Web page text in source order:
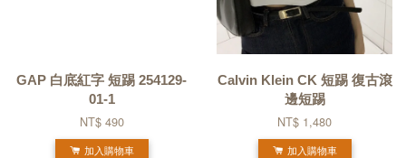
GAP 白底紅字 短踢 254129-
01-1
NT$ 490
加入購物車
Calvin Klein CK 短踢 復古滾
邊短踢
NT$ 1,480
加入購物車